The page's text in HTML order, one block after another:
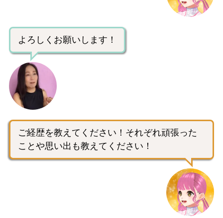
よろしくお願いします！
ご経歴を教えてください！それぞれ頑張った
ことや思い出も教えてください！